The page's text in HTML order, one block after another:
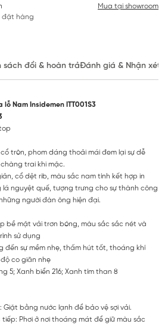
đặt hàng
Mua tại showroom
sách đổi & hoàn trảĐánh giá & Nhận xét
lỗ Nam Insidemen ITT001S3
tròn, phom dáng thoải mái đem lại sự dễ
trai khi mặc.
cổ dệt rib, màu sắc nam tính kết hợp in
lá nguyệt quế, tượng trưng cho sự thành công
người đàn ông hiện đại.
bề mặt vải trơn bóng, màu sắc sắc nét và
sử dụng
đến sự mềm nhẹ, thấm hút tốt, thoáng khí
co giãn nhẹ
5; Xanh biển 216; Xanh tím than 8
bằng nước lạnh để bảo vệ sợi vải.
Phơi ở nơi thoáng mát để giữ màu sắc